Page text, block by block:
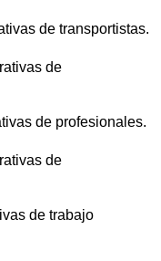
de transportistas.
de
de profesionales.
de
de trabajo